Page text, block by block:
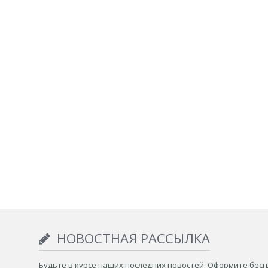
НОВОСТНАЯ РАССЫЛКА
Будьте в курсе наших последних новостей. Оформите